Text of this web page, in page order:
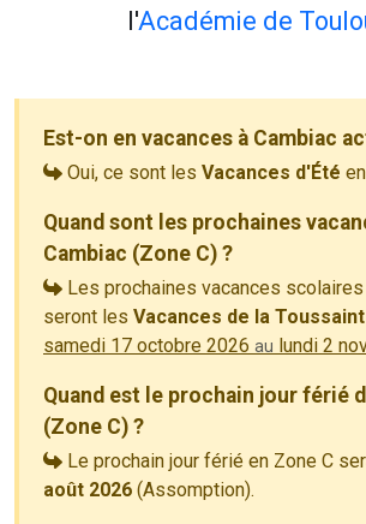
l'Académie de
Est-on en vacances à Cambiac
Oui, ce sont les Vacances d'Été
Quand sont les prochaines
Cambiac (Zone C) ?
Les prochaines vacances
seront les Vacances de la
samedi 17 octobre 2026 au lundi 2
Quand est le prochain jour férié
(Zone C) ?
Le prochain jour férié en Zone C
août 2026 (Assomption).